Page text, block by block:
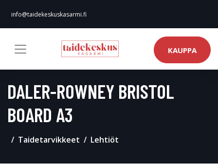
info@taidekeskuskasarmi.fi
KAUPPA
DALER-ROWNEY BRISTOL
BOARD A3
Taidetarvikkeet Lehtiöt